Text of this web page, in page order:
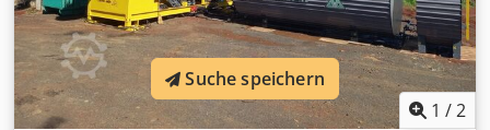
1 /2
Suche speichern